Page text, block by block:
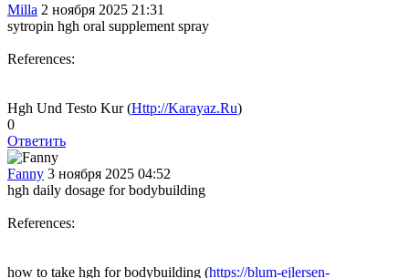
Milla 2 ноября 2025 21:31
sytropin hgh oral supplement spray
References:
Hgh Und Testo Kur (Http://Karayaz.Ru)
0
Ответить
Fanny 3 ноября 2025 04:52
hgh daily dosage for bodybuilding
References:
how to take hgh for bodybuilding (https://blum-ejlersen-